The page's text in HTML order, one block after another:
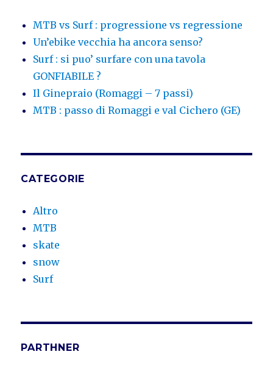
MTB vs Surf : progressione vs regressione
Un’ebike vecchia ha ancora senso?
Surf : si puo’ surfare con una tavola
GONFIABILE ?
Il Ginepraio (Romaggi – 7 passi)
MTB : passo di Romaggi e val Cichero (GE)
CATEGORIE
Altro
MTB
skate
snow
Surf
PARTHNER